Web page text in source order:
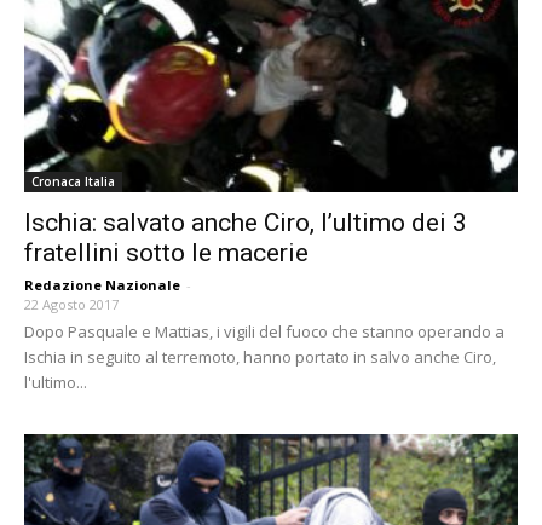
Cronaca Italia
Ischia: salvato anche Ciro, l’ultimo dei 3
fratellini sotto le macerie
Redazione Nazionale -
22 Agosto 2017
Dopo Pasquale e Mattias, i vigili del fuoco che stanno operando a
Ischia in seguito al terremoto, hanno portato in salvo anche Ciro,
l'ultimo...